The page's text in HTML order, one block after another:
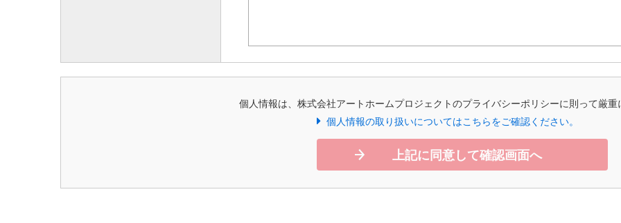
個人情報は、株式会社アートホームプロジェクトのプライバシーポリシーに則って厳重
個人情報の取り扱いについてはこちらをご確認ください。
上記に同意して確認画面へ